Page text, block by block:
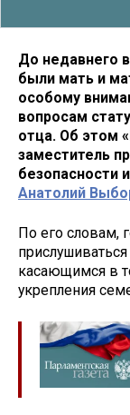
До недавнего
были мать и
особому
вопросам
отца. Об этом
заместитель
безопасности
Анатолий
По его словам,
касающимся в
укрепления